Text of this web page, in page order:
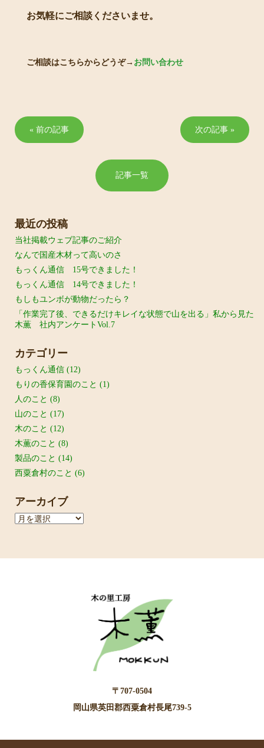
お気軽にご相談くださいませ。
ご相談はこちらからどうぞ→ お問い合わせ
次の記事 »
« 前の記事
記事一覧
最近の投稿
当社掲載ウェブ記事のご紹介
なんで国産木材って高いのさ
もっくん通信 15号できました！
もっくん通信 14号できました！
もしもユンボが動物だったら？
「作業完了後、できるだけキレイな状態で山を出る」私から見た
木薫 社内アンケートVol.7
カテゴリー
もっくん通信 (12)
もりの香保育園のこと (1)
人のこと (8)
山のこと (17)
木のこと (12)
木薫のこと (8)
製品のこと (14)
西粟倉村のこと (6)
アーカイブ
ア
ブ
〒707-0504
岡山県英田郡西粟倉村長尾739-5